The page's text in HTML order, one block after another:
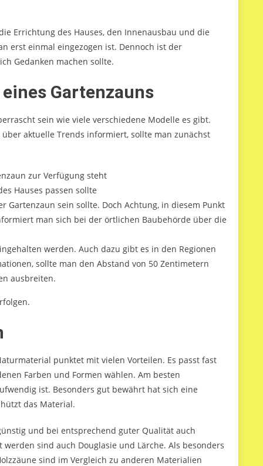
Errichtung des Hauses, den Innenausbau und die
erst einmal eingezogen ist. Dennoch ist der
Gedanken machen sollte.
Gartenzauns
sein wie viele verschiedene Modelle es gibt.
aktuelle Trends informiert, sollte man zunächst
zur Verfügung steht
Hauses passen sollte
Gartenzaun sein sollte. Doch Achtung, in diesem Punkt
man sich bei der örtlichen Baubehörde über die
werden. Auch dazu gibt es in den Regionen
sollte man den Abstand von 50 Zentimetern
ausbreiten.
punktet mit vielen Vorteilen. Es passt fast
Farben und Formen wählen. Am besten
ist. Besonders gut bewährt hat sich eine
das Material.
und bei entsprechend guter Qualität auch
sind auch Douglasie und Lärche. Als besonders
sind im Vergleich zu anderen Materialien